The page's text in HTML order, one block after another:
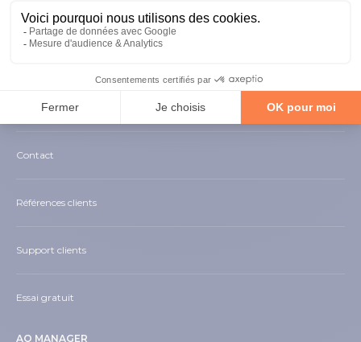
NAVIGATION
AQ Manager LIMS
Contact
Références clients
Support clients
Essai gratuit
AQ MANAGER